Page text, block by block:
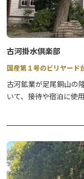
古河掛水倶楽部
国産第１号のビリヤード
古河鉱業が足尾銅山の
いて、接待や宿泊に使
一般公開は土日祝日の
【休館】
※11月下旬～4月中旬